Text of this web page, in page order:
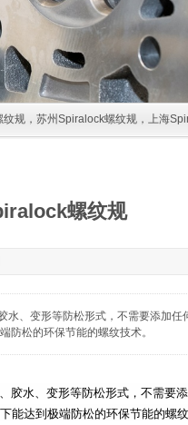
规，苏州Spiralock螺纹规，上海
螺纹规
水、变形等防松形式，不需要添加任
防松的环保节能的螺纹技术。
胶水、变形等防松形式，不需要
能达到极端防松的环保节能的螺